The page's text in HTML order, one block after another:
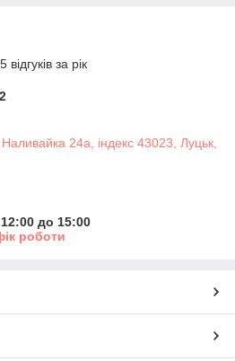
за рік
24а, індекс 43023, Луцьк,
до 15:00
роботи